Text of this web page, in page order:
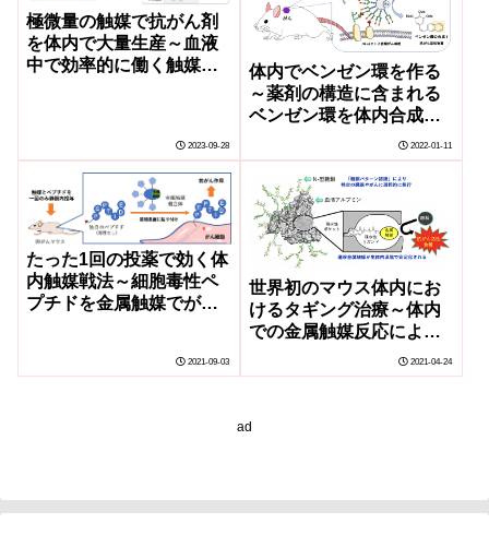
極微量の触媒で抗がん剤
を体内で大量生産～血液
中で効率的に働く触媒開
2023-09-28
体内でベンゼン環を作る
～薬剤の構造に含まれる
ベンゼン環を体内合成し
2022-01-11
たった1回の投薬で効く体
内触媒戦法～細胞毒性ペ
プチドを金属触媒でがん
2021-09-03
世界初のマウス体内にお
けるタギング治療～体内
での金属触媒反応による
次世代がん治療戦略～2021-04-24
ad